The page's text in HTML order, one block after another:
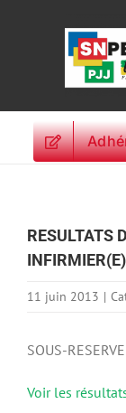
RESULTATS
11 juin 2013 |
SOUS-
Voir les